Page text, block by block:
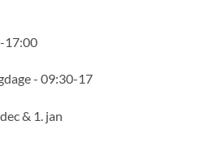
17:00
- 09:30-17
& 1. jan